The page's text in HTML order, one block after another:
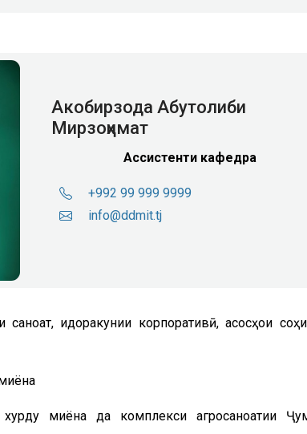
Акобирзода Абутолиби
Мирзоҳимат
Ассистенти кафедра
+992 99 999 9999
info@ddmit.tj
саноат, идоракунии корпоративӣ, асосҳои
миёна да комплекси агросаноатии